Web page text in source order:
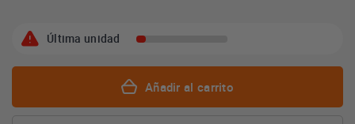
Última unidad
Añadir al carrito